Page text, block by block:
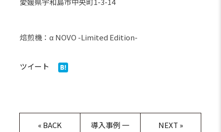
焙煎機：α NOVO -Limited Edition-
ツイート
«BACK
導入事例 一
NEXT »